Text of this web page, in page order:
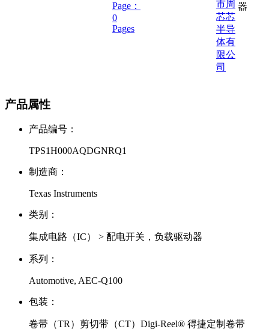
Page：
0
Pages
市周
芯芯
半导
体有
限公
司
器
产品属性
产品编号：
TPS1H000AQDGNRQ1
制造商：
Texas Instruments
类别：
集成电路（IC） > 配电开关，负载驱动器
系列：
Automotive, AEC-Q100
包装：
卷带（TR）剪切带（CT）Digi-Reel® 得捷定制卷带